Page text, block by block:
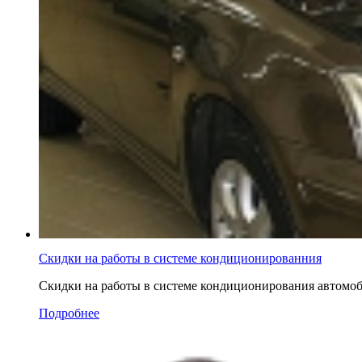
Скидки на работы в системе кондиционированния
Скидки на работы в системе кондиционирования
Подробнее